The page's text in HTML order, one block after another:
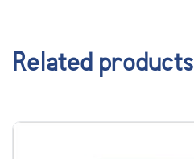
Related products